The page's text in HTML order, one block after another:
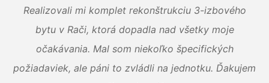
Realizovali mi komplet rekonštrukciu 3-izbového
bytu v Rači, ktorá dopadla nad všetky moje
očakávania. Mal som niekoľko špecifických
požiadaviek, ale páni to zvládli na jednotku. Ďakujem